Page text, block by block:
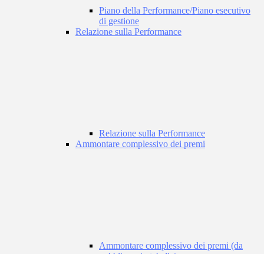
Piano della Performance/Piano esecutivo
di gestione
Relazione sulla Performance
Relazione sulla Performance
Ammontare complessivo dei premi
Ammontare complessivo dei premi (da